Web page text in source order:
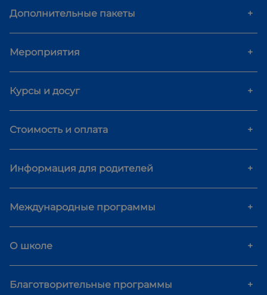
Дополнительные пакеты +
Мероприятия +
Курсы и досуг +
Стоимость и оплата +
Информация для родителей +
Международные программы +
О школе +
Благотворительные программы +